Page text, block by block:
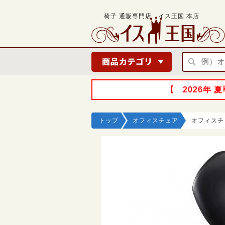
椅子 通販専門店 イス王国 本店
【 2026年 夏
トップ オフィスチェア オフィス